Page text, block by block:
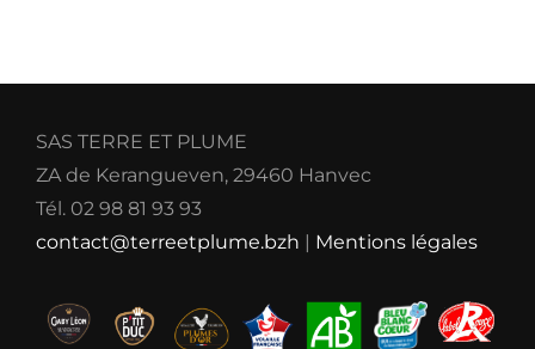
SAS TERRE ET PLUME
ZA de Kerangueven, 29460 Hanvec
Tél. 02 98 81 93 93
contact@terreetplume.bzh | Mentions légales